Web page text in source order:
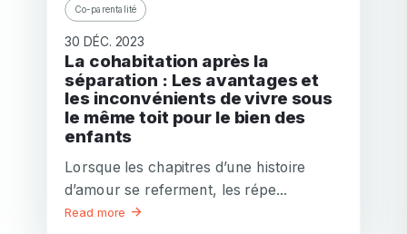
Co-parentalité
30 DÉC. 2023
La cohabitation après la
séparation : Les avantages et
les inconvénients de vivre sous
le même toit pour le bien des
enfants
Lorsque les chapitres d’une histoire
d’amour se referment, les répe...
Read more